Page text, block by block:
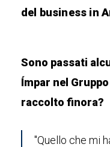
del business in
Sono passati
Ímpar nel
raccolto finora?
"Quello che mi